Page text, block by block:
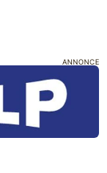
ANNONCE